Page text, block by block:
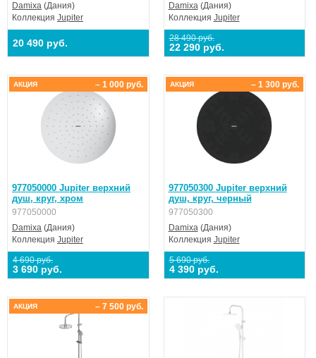
Damixa (Дания)
Коллекция Jupiter
20 490 руб.
Damixa(Дания)
Коллекция Jupiter
28 490 руб.
22 290 руб.
977050000 Jupiter верхний
душ, круг, хром
977050000
Damixa (Дания)
Коллекция Jupiter
4 690 руб.
3 690 руб.
– 1 000 руб.
АКЦИЯ
977050300 Jupiter верхний
душ, круг, черный
977050300
Damixa(Дания)
Коллекция Jupiter
5 690 руб.
4 390 руб.
– 1 300 руб.
АКЦИЯ
– 7 500 руб.
АКЦИЯ